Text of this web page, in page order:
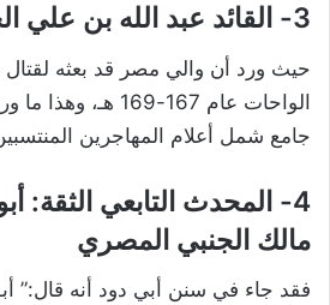
3- القائد عبد الله بن علي
حيث ورد أن والي مصر قد بعثه
الواحات عام 167-169
جامع شمل أعلام المهاجرين
4-
المحدث التابعي الثقة:
مالك الجنبي المصري
فقد جاء في سنن أبي دود أنه قال:”